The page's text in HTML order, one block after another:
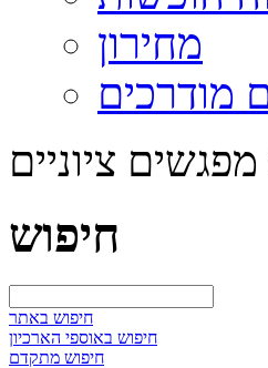
מחירון
מודרכים
ציוניים
חיפוש
חיפוש באתר
חיפוש באוספי הארכיון
חיפוש מתקדם